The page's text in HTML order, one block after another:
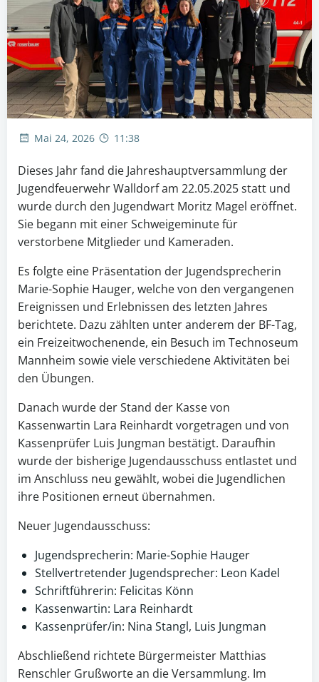
Mai 24, 2026 11:38
Dieses Jahr fand die Jahreshauptversammlung der
Jugendfeuerwehr Walldorf am 22.05.2025 statt und
wurde durch den Jugendwart Moritz Magel eröffnet.
Sie begann mit einer Schweigeminute für
verstorbene Mitglieder und Kameraden.
Es folgte eine Präsentation der Jugendsprecherin
Marie-Sophie Hauger, welche von den vergangenen
Ereignissen und Erlebnissen des letzten Jahres
berichtete. Dazu zählten unter anderem der BF-Tag,
ein Freizeitwochenende, ein Besuch im Technoseum
Mannheim sowie viele verschiedene Aktivitäten bei
den Übungen.
Danach wurde der Stand der Kasse von
Kassenwartin Lara Reinhardt vorgetragen und von
Kassenprüfer Luis Jungman bestätigt. Daraufhin
wurde der bisherige Jugendausschuss entlastet und
im Anschluss neu gewählt, wobei die Jugendlichen
ihre Positionen erneut übernahmen.
Neuer Jugendausschuss:
Jugendsprecherin: Marie-Sophie Hauger
Stellvertretender Jugendsprecher: Leon Kadel
Schriftführerin: Felicitas Könn
Kassenwartin: Lara Reinhardt
Kassenprüfer/in: Nina Stangl, Luis Jungman
Abschließend richtete Bürgermeister Matthias
Renschler Grußworte an die Versammlung. Im